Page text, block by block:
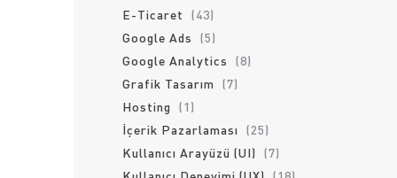
E-Ticaret
(43)
Google Ads
(5)
Google Analytics
(8)
Grafik Tasarım
(7)
Hosting
(1)
İçerik Pazarlaması
(25)
Kullanıcı Arayüzü (UI)
(7)